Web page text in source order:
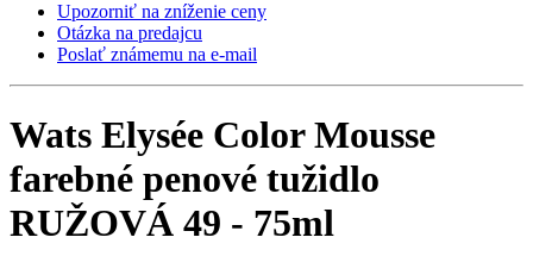
Upozorniť na zníženie ceny
Otázka na predajcu
Poslať známemu na e-mail
Wats Elysée Color Mousse
farebné penové tužidlo
RUŽOVÁ 49 - 75ml